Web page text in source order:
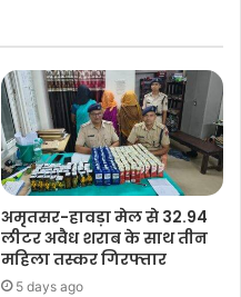
अमृतसर-हावड़ा मेल से 32.94
लीटर अवैध शराब के साथ तीन
महिला तस्कर गिरफ्तार
5 days ago